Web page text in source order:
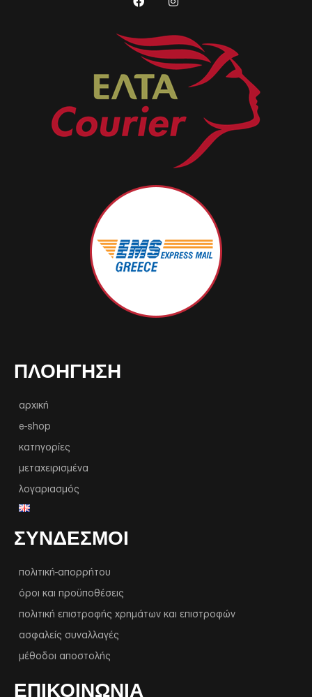
ΠΛΟΉΓΗΣΗ
αρχική
e-shop
κατηγορίες
μεταχειρισμένα
λογαριασμός
ΣΥΝΔΕΣΜΟΙ
πολιτική-απορρήτου
όροι και προϋποθέσεις
πολιτική επιστροφής χρημάτων και επιστροφών
ασφαλείς συναλλαγές
μέθοδοι αποστολής
ΕΠΙΚΟΙΝΩΝΙΑ